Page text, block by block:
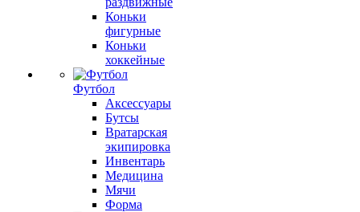
Коньки
фигурные
Коньки
хоккейные
Футбол
Аксессуары
Бутсы
Вратарская
экипировка
Инвентарь
Медицина
Мячи
Форма